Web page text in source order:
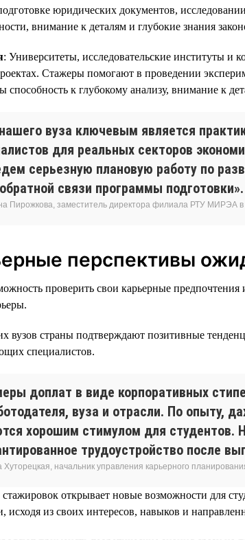
юридических документов,
внимание к деталям и глубокие знания
: Университеты, исследовательские институты и
Стажеры помогают в проведении
к глубокому анализу, внимание к
вуза ключевым является
для реальных секторов
серьезную плановую работу по
связи программы подготовки».
Пирожкова, заместитель директора филиала РТУ МИРЭА в
перспективы
проверить свои карьерные предпочтения
вузов страны подтверждают позитивные
специалистов.
доплат в виде корпоративных
вуза и отрасли. По опыту,
хорошим стимулом для студентов.
трудоустройство после
начальник управления карьерного
стажировок открывает новые возможности для
исходя из своих интересов, навыков и